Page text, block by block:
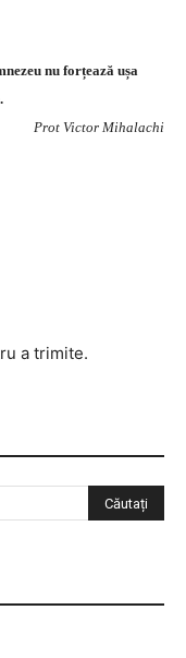
nu forțează ușa
Prot Victor Mihalachi
a trimite.